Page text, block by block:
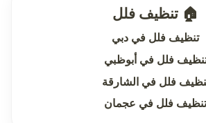
🏠 تنظيف فلل
تنظيف فلل في دبي
فلل في أبوظبي
فلل في الشارقة
تنظيف فلل في عجمان